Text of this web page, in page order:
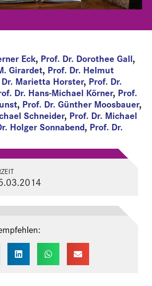
Eck, Prof. Dr. Dorothee Gall,
Girardet, Prof. Dr. Helmut
Marietta Horster, Prof. Dr.
Dr. Hans-Michael Körner, Prof.
, Prof. Dr. Günther Moosbauer,
Schneider, Prof. Dr. Michael
Holger Sonnabend, Prof. Dr.